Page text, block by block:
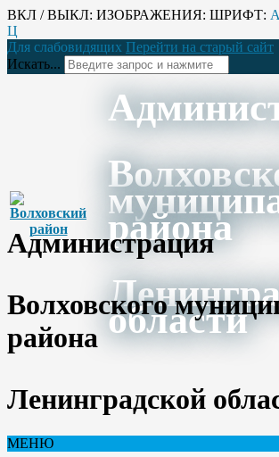
ВКЛ / ВЫКЛ: ИЗОБРАЖЕНИЯ: ШРИФТ: A
Ц
Для слабовидящих Перейти на старый сайт
Искать...
района
области
Администрация
Волховского
района
Ленинградской
МЕНЮ